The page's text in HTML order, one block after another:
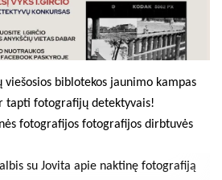
viešosios biblotekos jaunimo kampas
tapti fotografijų detektyvais!
fotografijos fotografijos dirbtuvės
su Jovita apie naktinę fotografiją